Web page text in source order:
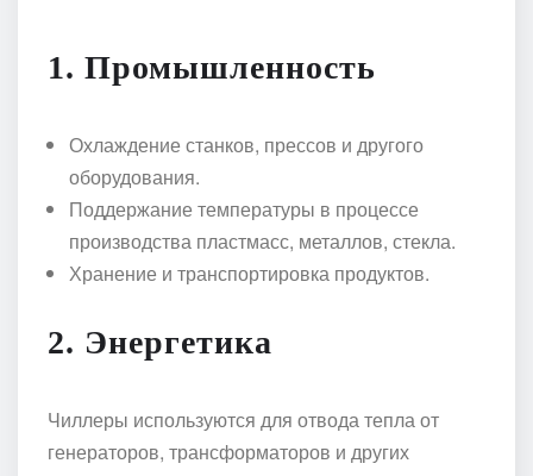
1. Промышленность
Охлаждение станков, прессов и другого
оборудования.
Поддержание температуры в процессе
производства пластмасс, металлов, стекла.
Хранение и транспортировка продуктов.
2. Энергетика
Чиллеры используются для отвода тепла от
генераторов, трансформаторов и других